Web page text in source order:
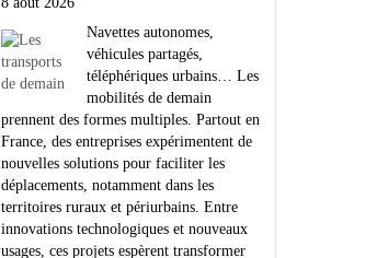
Navettes autonomes,
véhicules partagés,
téléphériques urbains… Les
mobilités de demain
prennent des formes multiples. Partout en
France, des entreprises expérimentent de
nouvelles solutions pour faciliter les
déplacements, notamment dans les
territoires ruraux et périurbains. Entre
innovations technologiques et nouveaux
usages, ces projets espèrent transformer